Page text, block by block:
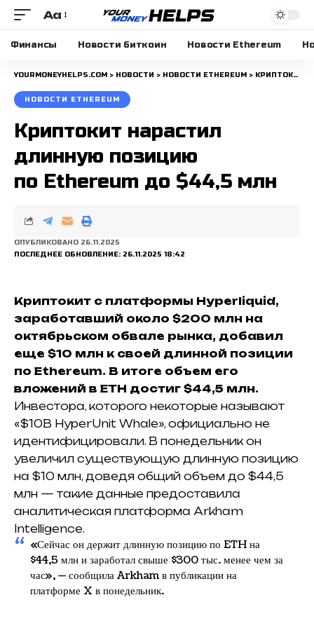
Размера
шрифта
Aa
Финансы Новости биткоин Новости Ethereum
YOURMONEYHELPS.COM > НОВОСТИ > НОВОСТИ ETHEREUM > КРИПТОКИТ НАРАСТИЛ ДЛИННУЮ ПОЗИЦИЮ ПО ETHEREUM ДО $44,5 МЛН
НОВОСТИ ETHEREUM
Криптокит нарастил
длинную позицию
по Ethereum до $44,5 млн
ПОСЛЕДНЕЕ ОБНОВЛЕНИЕ: 26.11.2025 18:42
ОПУБЛИКОВАНО 26.11.2025
Криптокит с платформы Hyperliquid,
заработавший около $200 млн на
октябрьском обвале рынка, добавил
еще $10 млн к своей длинной позиции
по Ethereum. В итоге объем его
вложений в ETH достиг $44,5 млн.
Инвестора, которого некоторые называют
«$10B HyperUnit Whale», официально не
идентифицировали. В понедельник он
увеличил существующую длинную позицию
на $10 млн, доведя общий объем до $44,5
млн — такие данные предоставила
аналитическая платформа Arkham
Intelligence.
«Сейчас он держит длинную позицию по ETH на
$44,5 млн и заработал свыше $300 тыс. менее чем за
час», — сообщила Arkham в публикации на
платформе X в понедельник.